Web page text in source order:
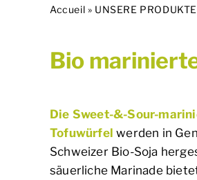
Accueil » UNSERE PRODUKTE
Bio
Die Sweet-&-Sour-
Tofuwürfel werden in
Schweizer Bio-Soja
säuerliche Marinade